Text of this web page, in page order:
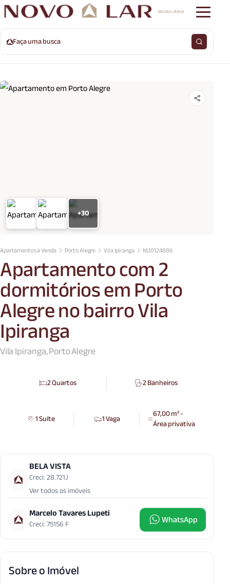
Faça uma busca
+30
Apartamentos à Venda Porto Alegre Vila Ipiranga NL10124886
Apartamento com 2
dormitórios em Porto
Alegre no bairro Vila
Ipiranga
Vila Ipiranga, Porto Alegre
2 Quartos 2 Banheiros
1 Suíte 1 Vaga 67,00 m² -
Área privativa
BELA VISTA
Creci: 28.721J
Ver todos os imóveis
Marcelo Tavares Lupeti
Creci: 75156 F WhatsApp
Sobre o Imóvel